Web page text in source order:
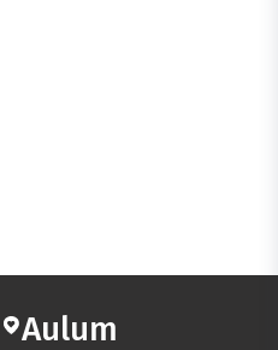
Aulum